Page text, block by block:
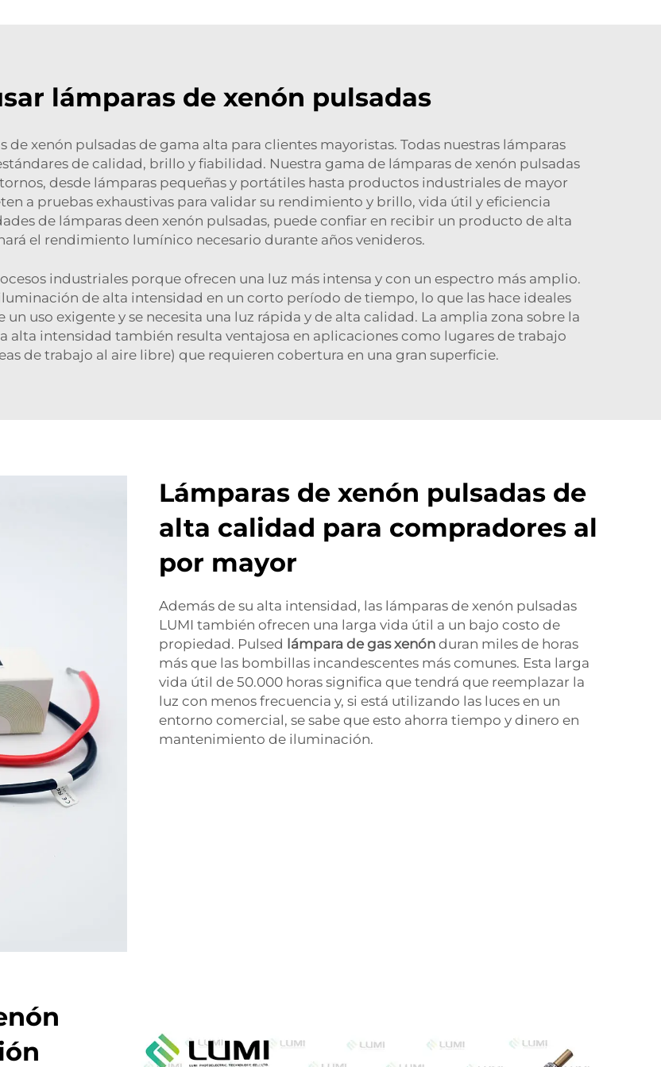
lámparas de xenón pulsadas
xenón pulsadas de gama alta para clientes mayoristas. Todas nuestras lámparas
de calidad, brillo y fiabilidad. Nuestra gama de lámparas de xenón pulsadas
desde lámparas pequeñas y portátiles hasta productos industriales de mayor
a pruebas exhaustivas para validar su rendimiento y brillo, vida útil y eficiencia
de lámparas deen xenón pulsadas, puede confiar en recibir un producto de alta
el rendimiento lumínico necesario durante años venideros.
industriales porque ofrecen una luz más intensa y con un espectro más amplio.
de alta intensidad en un corto período de tiempo, lo que las hace ideales
uso exigente y se necesita una luz rápida y de alta calidad. La amplia zona sobre la
alta intensidad también resulta ventajosa en aplicaciones como lugares de trabajo
de trabajo al aire libre) que requieren cobertura en una gran superficie.
Lámparas de xenón pulsadas de
alta calidad para compradores al
por mayor
Además de su alta intensidad, las lámparas de xenón pulsadas
LUMI también ofrecen una larga vida útil a un bajo costo de
propiedad. Pulsed lámpara de gas xenón duran miles de horas
más que las bombillas incandescentes más comunes. Esta larga
vida útil de 50.000 horas significa que tendrá que reemplazar la
luz con menos frecuencia y, si está utilizando las luces en un
entorno comercial, se sabe que esto ahorra tiempo y dinero en
mantenimiento de iluminación.